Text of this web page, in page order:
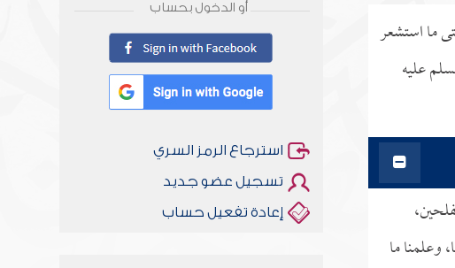
ما استشعر
عليه
وعلمنا ما
أو الدخول بحساب
استرجاع الرمز السري
تسجيل عضو جديد
إعادة تفعيل حساب